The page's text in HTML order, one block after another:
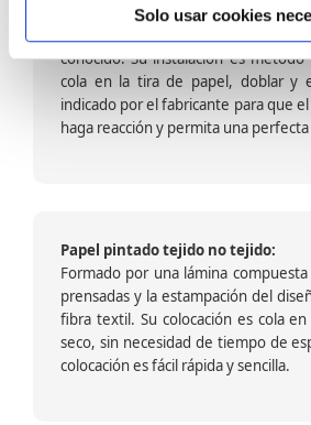
Solo usar cookies
Formado por una capa de papel
conocido. Su instalación es método
cola en la tira de papel, doblar y
indicado por el fabricante para que
haga reacción y permita una
Papel pintado tejido no tejido:
Formado por una lámina
prensadas y la estampación del
fibra textil. Su colocación es cola
seco, sin necesidad de tiempo de
colocación es fácil rápida y sencilla.